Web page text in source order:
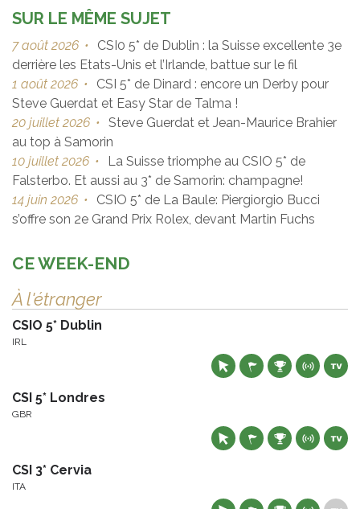
SUR LE MÊME SUJET
7 août 2026 •
CSI0 5* de Dublin : la Suisse excellente 3e
derrière les Etats-Unis et l’Irlande, battue sur le fil
1 août 2026 •
CSI 5* de Dinard : encore un Derby pour
Steve Guerdat et Easy Star de Talma !
20 juillet 2026 • Steve Guerdat et Jean-Maurice Brahier
au top à Samorin
10 juillet 2026 •
La Suisse triomphe au CSIO 5* de
Falsterbo. Et aussi au 3* de Samorin: champagne!
14 juin 2026 •
CSIO 5* de La Baule: Piergiorgio Bucci
s’offre son 2e Grand Prix Rolex, devant Martin Fuchs
CE WEEK-END
À l'étranger
CSIO 5* Dublin
IRL
CSI 5* Londres
GBR
CSI 3* Cervia
ITA